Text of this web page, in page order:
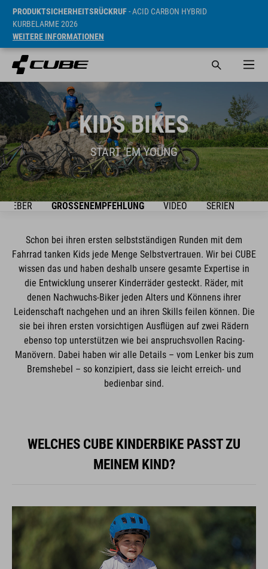
PRODUKTSICHERHEITSRÜCKRUF- ACID CARBON HYBRID
KURBELARME 2026
WEITERE INFORMATIONEN
KIDS BIKES
START 'EM YOUNG
GRÖSSENEMPFEHLUNG VIDEO SERIEN
Schon bei ihren ersten selbstständigen Runden mit dem
Fahrrad tanken Kids jede Menge Selbstvertrauen. Wir bei CUBE
wissen das und haben deshalb unsere gesamte Expertise in
die Entwicklung unserer Kinderräder gesteckt. Räder, mit
denen Nachwuchs-Biker jeden Alters und Könnens ihrer
Leidenschaft nachgehen und an ihren Skills feilen können. Die
sie bei ihren ersten vorsichtigen Ausflügen auf zwei Rädern
ebenso top unterstützen wie bei anspruchsvollen Racing-
Manövern. Dabei haben wir alle Details – vom Lenker bis zum
Bremshebel – so konzipiert, dass sie leicht erreich- und
bedienbar sind.
WELCHES CUBE KINDERBIKE PASST ZU
MEINEM KIND?